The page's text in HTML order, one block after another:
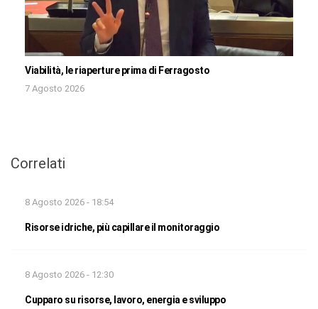
Viabilità, le riaperture prima di Ferragosto
7 Agosto 2026
Correlati
8 Agosto 2026 - 18:54
Risorse idriche, più capillare il monitoraggio
8 Agosto 2026 - 12:30
Cupparo su risorse, lavoro, energia e sviluppo